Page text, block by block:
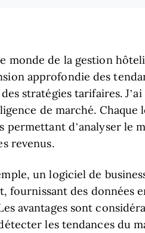
monde de la gestion
approfondie des
stratégies tarifaires.
de marché.
permettant d’analyser le
revenus.
un logiciel de
fournissant des données
avantages sont
les tendances du